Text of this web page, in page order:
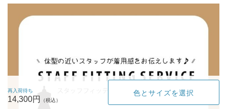
再入荷待ち
14,300円
色とサイズを選択